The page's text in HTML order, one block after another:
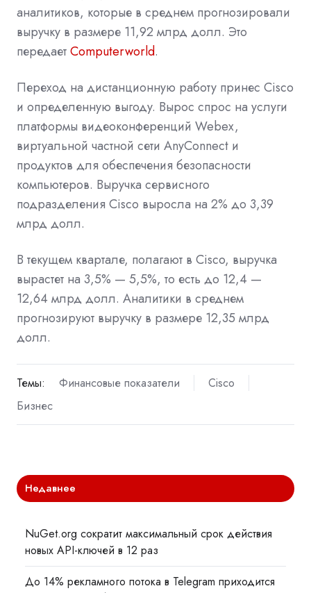
аналитиков, которые в среднем прогнозировали
выручку в размере 11,92 млрд долл. Это
передаетComputerworld.
Переход на дистанционную работу принес Cisco
и определенную выгоду. Вырос спрос на услуги
платформы видеоконференций Webex,
виртуальной частной сети AnyConnect и
продуктов для обеспечения безопасности
компьютеров. Выручка сервисного
подразделения Cisco выросла на 2% до 3,39
млрд долл.
В текущем квартале, полагают в Cisco, выручка
вырастет на 3,5% — 5,5%, то есть до 12,4 —
12,64 млрд долл. Аналитики в среднем
прогнозируют выручку в размере 12,35 млрд
долл.
Темы: Финансовые показатели
Cisco
Бизнес
Недавнее
NuGet.org сократит максимальный срок действия
новых API-ключей в 12 раз
До 14% рекламного потока в Telegram приходится